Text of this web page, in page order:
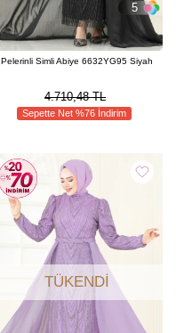
5
Pelerinli Simli Abiye 6632YG95 Siyah
4.710,48 TL
Sepette Net %76 İndirim
TÜKENDI